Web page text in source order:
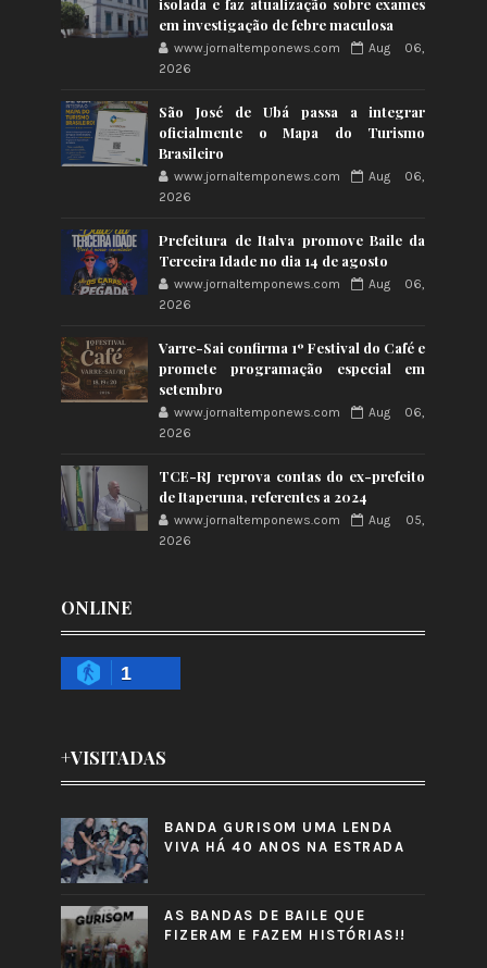
isolada e faz atualização sobre exames
em investigação de febre maculosa
www.jornaltemponews.com
Aug 06,
2026
São José de Ubá passa a integrar
oficialmente o Mapa do Turismo
Brasileiro
www.jornaltemponews.com
Aug 06,
2026
Prefeitura de Italva promove Baile da
Terceira Idade no dia 14 de agosto
www.jornaltemponews.com
Aug 06,
2026
Varre-Sai confirma 1º Festival do Café e
promete programação especial em
setembro
www.jornaltemponews.com
Aug 06,
2026
TCE-RJ reprova contas do ex-prefeito
de Itaperuna, referentes a 2024
www.jornaltemponews.com
Aug 05,
2026
ONLINE
1
+VISITADAS
BANDA GURISOM UMA LENDA
VIVA HÁ 40 ANOS NA ESTRADA
AS BANDAS DE BAILE QUE
FIZERAM E FAZEM HISTÓRIAS!!